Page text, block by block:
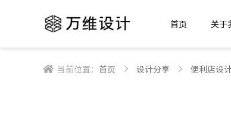
首页 关于
当前位置： 首页 设计分享 便利店设